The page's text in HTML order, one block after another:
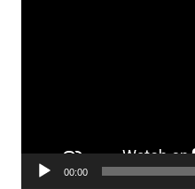
00:00